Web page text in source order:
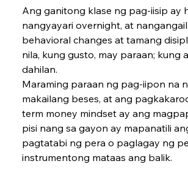
Ang ganitong klase ng pag-iisip ay
nangyayari overnight, at
behavioral changes at tamang
nila, kung gusto, may paraan; kung
dahilan.
Maraming paraan ng pag-iipon na
makailang beses, at ang
term money mindset ay ang
pisi nang sa gayon ay mapa­natili
pagtatabi ng pera o paglagay ng
ins­trumentong mataas ang balik.